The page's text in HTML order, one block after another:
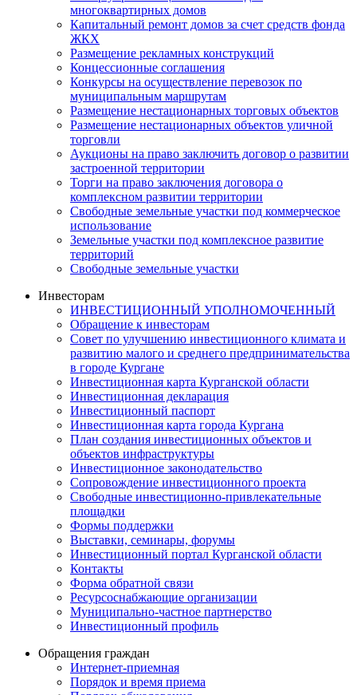
многоквартирных домов
Капитальный ремонт домов за счет средств фонда
ЖКХ
Размещение рекламных конструкций
Концессионные соглашения
Конкурсы на осуществление перевозок по
муниципальным маршрутам
Размещение нестационарных торговых объектов
Размещение нестационарных объектов уличной
торговли
Аукционы на право заключить договор о развитии
застроенной территории
Торги на право заключения договора о
комплексном развитии территории
Свободные земельные участки под коммерческое
использование
Земельные участки под комплексное развитие
территорий
Свободные земельные участки
Инвесторам
ИНВЕСТИЦИОННЫЙ УПОЛНОМОЧЕННЫЙ
Обращение к инвесторам
Совет по улучшению инвестиционного климата и
развитию малого и среднего предпринимательства
в городе Кургане
Инвестиционная карта Курганской области
Инвестиционная декларация
Инвестиционный паспорт
Инвестиционная карта города Кургана
План создания инвестиционных объектов и
объектов инфраструктуры
Инвестиционное законодательство
Сопровождение инвестиционного проекта
Свободные инвестиционно-привлекательные
площадки
Формы поддержки
Выставки, семинары, форумы
Инвестиционный портал Курганской области
Контакты
Форма обратной связи
Ресурсоснабжающие организации
Муниципально-частное партнерство
Инвестиционный профиль
Обращения граждан
Интернет-приемная
Порядок и время приема